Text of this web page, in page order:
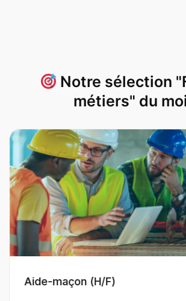
Notre sélection
métiers" du